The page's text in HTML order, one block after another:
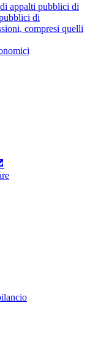
appalti pubblici di
di
compresi quelli